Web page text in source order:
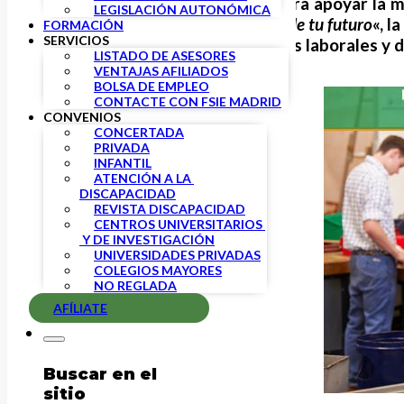
LEGISLACIÓN AUTONÓMICA
FORMACIÓN
SERVICIOS
LISTADO DE ASESORES
VENTAJAS AFILIADOS
BOLSA DE EMPLEO
CONTACTE CON FSIE MADRID
CONVENIOS
CONCERTADA
PRIVADA
INFANTIL
ATENCIÓN A LA
DISCAPACIDAD
REVISTA DISCAPACIDAD
CENTROS UNIVERSITARIOS
Y DE INVESTIGACIÓN
UNIVERSIDADES PRIVADAS
COLEGIOS MAYORES
NO REGLADA
AFÍLIATE
Buscar en el
sitio
el lema «Tu educación es la base de tu futuro«,
como garantía de oportunidades laborales y